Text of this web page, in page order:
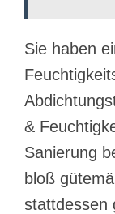
Sie haben
&
Sanierung
bloß
stattdessen